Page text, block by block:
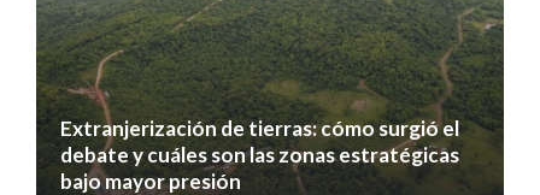
Extranjerización de tierras: cómo surgió el
debate y cuáles son las zonas estratégicas
bajo mayor presión